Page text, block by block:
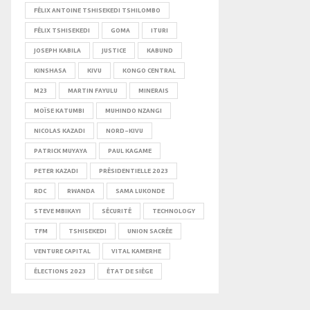
FÉLIX ANTOINE TSHISEKEDI TSHILOMBO
FÉLIX TSHISEKEDI GOMA ITURI
JOSEPH KABILA JUSTICE KABUND
KINSHASA KIVU KONGO CENTRAL
M23 MARTIN FAYULU MINERAIS
MOÏSE KATUMBI MUHINDO NZANGI
NICOLAS KAZADI NORD-KIVU
PATRICK MUYAYA PAUL KAGAME
PETER KAZADI PRÉSIDENTIELLE 2023
RDC RWANDA SAMA LUKONDE
STEVE MBIKAYI SÉCURITÉ TECHNOLOGY
TFM TSHISEKEDI UNION SACRÉE
VENTURE CAPITAL VITAL KAMERHE
ÉLECTIONS 2023 ÉTAT DE SIÈGE